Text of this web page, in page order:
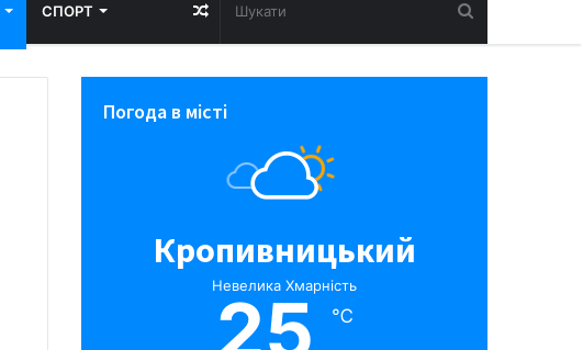
СПОРТ Випадкова
стаття
Погода в місті
Кропивницький
Невелика Хмарність
25 ℃